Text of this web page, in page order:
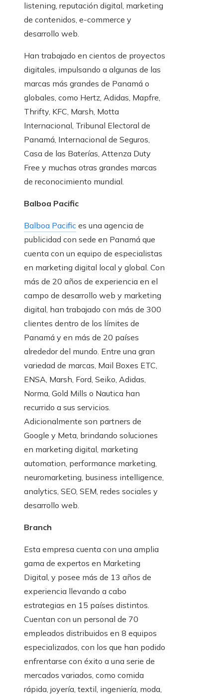
listening, reputación digital, marketing
de contenidos, e-commerce y
desarrollo web.
Han trabajado en cientos de proyectos
digitales, impulsando a algunas de las
marcas más grandes de Panamá o
globales, como Hertz, Adidas, Mapfre,
Thrifty, KFC, Marsh, Motta
Internacional, Tribunal Electoral de
Panamá, Internacional de Seguros,
Casa de las Baterías, Attenza Duty
Free y muchas otras grandes marcas
de reconocimiento mundial.
Balboa Pacific
Balboa Pacific es una agencia de
publicidad con sede en Panamá que
cuenta con un equipo de especialistas
en marketing digital local y global. Con
más de 20 años de experiencia en el
campo de desarrollo web y marketing
digital, han trabajado con más de 300
clientes dentro de los límites de
Panamá y en más de 20 países
alrededor del mundo. Entre una gran
variedad de marcas, Mail Boxes ETC,
ENSA, Marsh, Ford, Seiko, Adidas,
Norma, Gold Mills o Nautica han
recurrido a sus servicios.
Adicionalmente son partners de
Google y Meta, brindando soluciones
en marketing digital, marketing
automation, performance marketing,
neuromarketing, business intelligence,
analytics, SEO, SEM, redes sociales y
desarrollo web.
Branch
Esta empresa cuenta con una amplia
gama de expertos en Marketing
Digital, y posee más de 13 años de
experiencia llevando a cabo
estrategias en 15 países distintos.
Cuentan con un personal de 70
empleados distribuidos en 8 equipos
especializados, con los que han podido
enfrentarse con éxito a una serie de
mercados variados, como comida
rápida, joyería, textil, ingeniería, moda,